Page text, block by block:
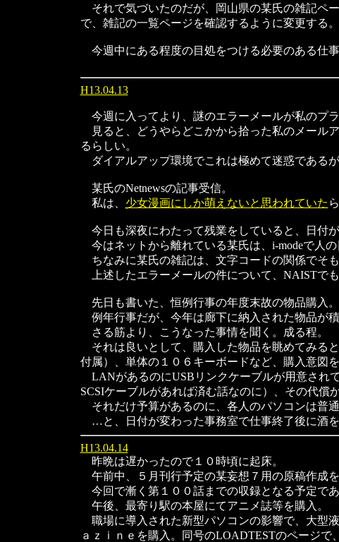
それで気づいたのだが、岡山県の某氏の雑記ペ
で、雑記の一覧ページを確認するように変更する。
今週中にある程度の目処をつける必要のある仕
H13.04.13
今週に入ってより、謎のエラーメールが私のプ
見ると、どうやらどこかから拾った私のメール
るらしい。
ダイアルアップ環境でこれは極めて迷惑であるが
某氏のNetnewsの記事受信。
私は、 少女漫画にしか萌えないと思われていた
今日も深夜にわたって残業をしていると、日付
今はネットから離れている某氏は、i-modeで人
ちなみに某氏の雑記は、文字コードの関係でそ
上述したエラーメールの件について、NAISTで
先日も書いた、恒例行事の年度末故の物品購入。
例年行事だが、今年は廊下に納入された物品が積
さる筋より、こうなった事情を聞く。成る程。
それは良いとして、購入した物品を眺めてみる
付属）、単体の１０６キーボードなど、購入意図
LANがあるのにUSBリンクケーブルが用意され
SCSIケーブルがあれば済む話なのに）、その代償
それだけ予算があるのに、各人のパソコンは普
…と、日付が変わった事務室で仕事終了後に酒を
H13.04.14
昨晩は遅かったので１０時頃に起床。
午前中、５月刊行予定の某妄想７用の原稿作成を
今回で漸く第１００話までの収録となる予定であ
午後、最寄り駅の本屋にてアニメ誌等を購入。
職場に導入された新型パソコンの影響で、大型
ａｚｉｎｅを購入。同号のLOADTESTのページ